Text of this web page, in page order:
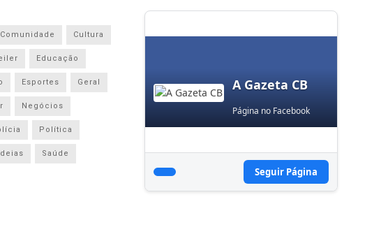
Comunidade Cultura
Educação
Esportes Geral
Negócios
Política
Saúde
A Gazeta CB
Página no Facebook
Seguir Página